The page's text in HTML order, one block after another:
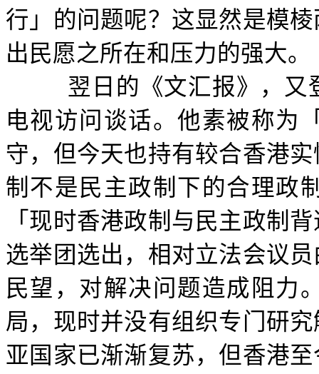
行」的问题呢？这显然是模
出民愿之所在和压力的强大。
翌日的《文汇报》，
电视访问谈话。他素被称为
守，但今天也持有较合香港
制不是民主政制下的合理政
「现时香港政制与民主政制
选举团选出，相对立法会议
民望，对解决问题造成阻力
局，现时并没有组织专门研
亚国家已渐渐复苏，但香港